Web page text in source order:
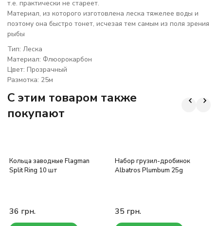
т.е. практически не стареет.
Материал, из которого изготовлена леска тяжелее воды и
поэтому она быстро тонет, исчезая тем самым из поля зрения
рыбы
Тип: Леска
Материал: Флюорокарбон
Цвет: Прозрачный
Размотка: 25м
C этим товаром также
покупают
Кольца заводные Flagman
Split Ring 10 шт
36 грн.
Набор грузил-дробинок
Albatros Plumbum 25g
35 грн.